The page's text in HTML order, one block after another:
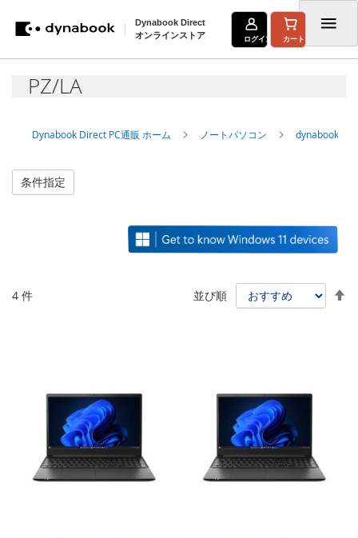
Dynabook Direct
オンラインストア
ツ
に
プ
ログイン カート
PZ/LA
Dynabook Direct PC通販 ホーム ノートパソコン dynabook PZ
4 件 並び順
条件指定